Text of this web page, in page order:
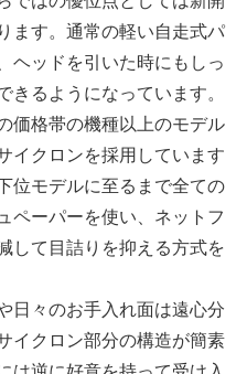
ます。通常の軽い自走式パ
ヘッドを引いた時にもしっ
きるようになっています。
価格帯の機種以上のモデル
イクロンを採用しています
位モデルに至るまで全ての
ペーパーを使い、ネットフ
して目詰りを抑える方式を
日々のお手入れ面は遠心分
イクロン部分の構造が簡素